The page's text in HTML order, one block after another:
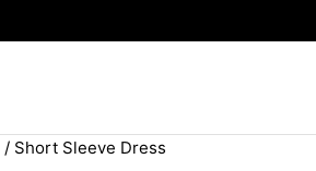
/ Short Sleeve Dress